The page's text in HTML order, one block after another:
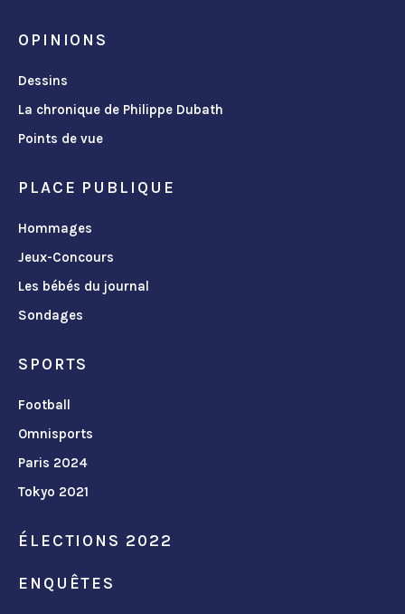
OPINIONS
Dessins
La chronique de Philippe Dubath
Points de vue
PLACE PUBLIQUE
Hommages
Jeux-Concours
Les bébés du journal
Sondages
SPORTS
Football
Omnisports
Paris 2024
Tokyo 2021
ÉLECTIONS 2022
ENQUÊTES